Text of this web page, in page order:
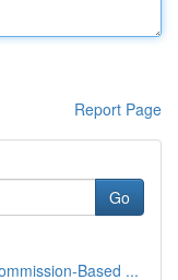
Report Page
Go
Based ...